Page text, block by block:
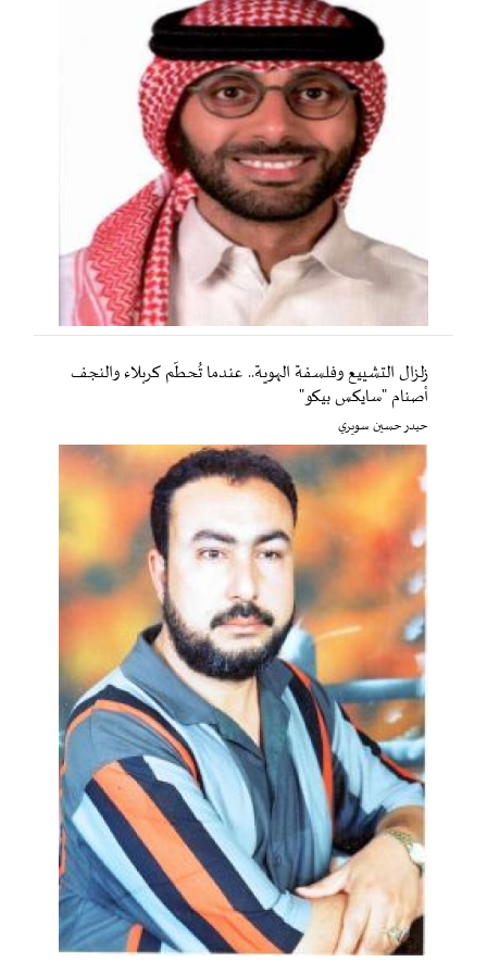
زلزال التشييع وفلسفة الهوية.. عندما تُحطّم كربلاء والنجف
أصنام "سايكس بيكو"
حيدر حسين سويري